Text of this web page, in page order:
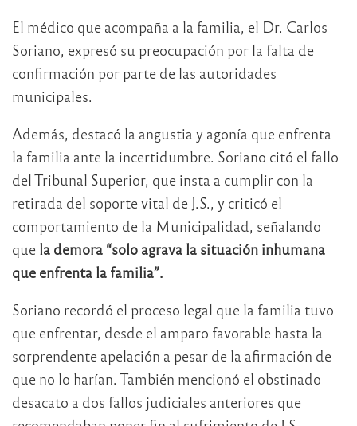
El médico que acompaña a la familia, el Dr. Carlos
Soriano, expresó su preocupación por la falta de
confirmación por parte de las autoridades
municipales.
Además, destacó la angustia y agonía que enfrenta
la familia ante la incertidumbre. Soriano citó el fallo
del Tribunal Superior, que insta a cumplir con la
retirada del soporte vital de J.S., y criticó el
comportamiento de la Municipalidad, señalando
que la demora “solo agrava la situación inhumana
que enfrenta la familia”.
Soriano recordó el proceso legal que la familia tuvo
que enfrentar, desde el amparo favorable hasta la
sorprendente apelación a pesar de la afirmación de
que no lo harían. También mencionó el obstinado
desacato a dos fallos judiciales anteriores que